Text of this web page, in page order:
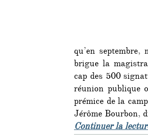
qu’en
brigue la
cap des 500
réunion publique
prémice de la
Jérôme Bourbon,
Continuer la